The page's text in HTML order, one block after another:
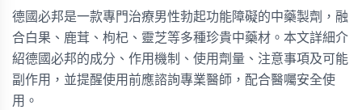
德國必邦是一款專門治療男性勃起功能障礙的中藥製劑，融
合白果、鹿茸、枸杞、靈芝等多種珍貴中藥材。本文詳細介
紹德國必邦的成分、作用機制、使用劑量、注意事項及可能
副作用，並提醒使用前應諮詢專業醫師，配合醫囑安全使
用。